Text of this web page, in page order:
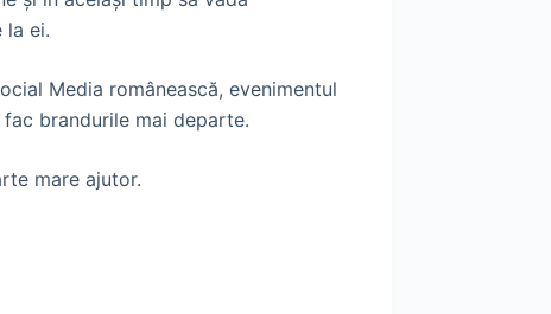
la ei.
Media românească, evenimentul
brandurile mai departe.
mare ajutor.